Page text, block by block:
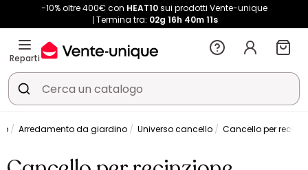
-10% oltre 400€ con HEAT10sui prodotti Vente-unique
Termina tra: 02g 16h 40m 10s
Reparti
Arredamento da giardino Universo cancello Cancello per